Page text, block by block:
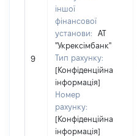
9
іншої
фінансової
установи:
АТ
"Укрексімбанк"
Тип рахунку:
[Конфіденційна
інформація]
Номер
рахунку:
[Конфіденційна
інформація]